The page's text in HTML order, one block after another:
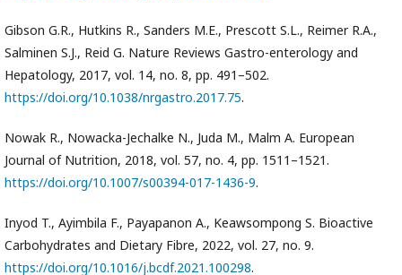
Gibson G.R., Hutkins R., Sanders M.E., Prescott S.L., Reimer R.A.,
Salminen S.J., Reid G. Nature Reviews Gastro-enterology and
Hepatology, 2017, vol. 14, no. 8, pp. 491–502.
https://doi.org/10.1038/nrgastro.2017.75.
Nowak R., Nowacka-Jechalke N., Juda M., Malm A. European
Journal of Nutrition, 2018, vol. 57, no. 4, pp. 1511–1521.
https://doi.org/10.1007/s00394-017-1436-9.
Inyod T., Ayimbila F., Payapanon A., Keawsompong S. Bioactive
Carbohydrates and Dietary Fibre, 2022, vol. 27, no. 9.
https://doi.org/10.1016/j.bcdf.2021.100298.